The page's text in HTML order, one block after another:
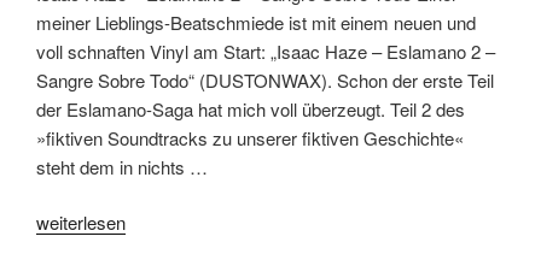
meiner Lieblings-Beatschmiede ist mit einem neuen und
voll schnaften Vinyl am Start: „Isaac Haze – Eslamano 2 –
Sangre Sobre Todo“ (DUSTONWAX). Schon der erste Teil
der Eslamano-Saga hat mich voll überzeugt. Teil 2 des
»fiktiven Soundtracks zu unserer fiktiven Geschichte«
steht dem in nichts …
„Isaac
weiterlesen